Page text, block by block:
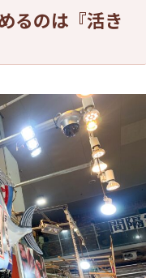
るのは『活き